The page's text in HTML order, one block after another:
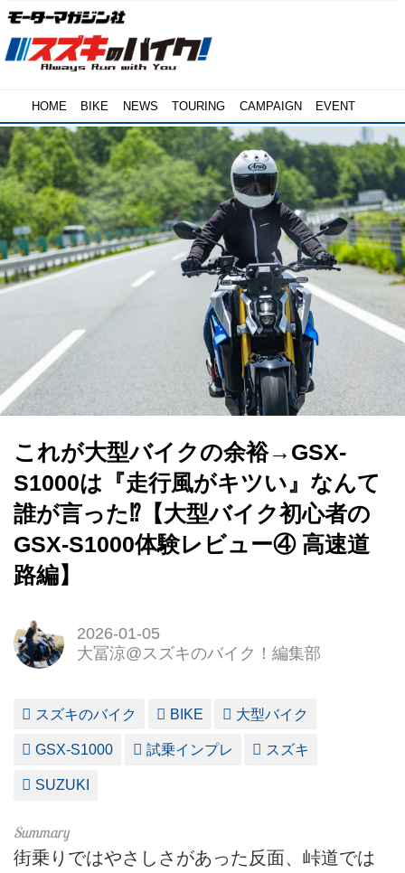
HOME BIKE NEWS TOURING CAMPAIGN EVENT
これが大型バイクの余裕→GSX-
S1000は『走行風がキツい』なんて
誰が言った⁉【大型バイク初心者の
GSX-S1000体験レビュー④ 高速道
路編】
2026-01-05
大冨涼@スズキのバイク！編集部
スズキのバイク BIKE 大型バイク
GSX-S1000 試乗インプレ スズキ
SUZUKI
街乗りではやさしさがあった反面、峠道では